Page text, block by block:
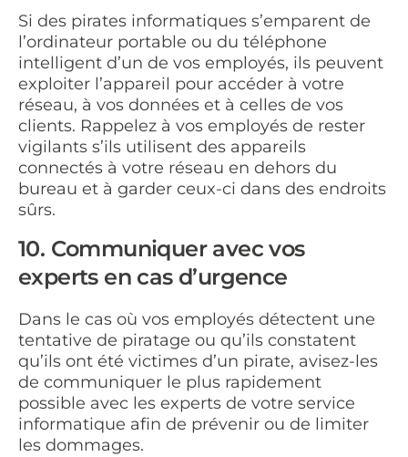
Si des pirates informatiques s’emparent de
l’ordinateur portable ou du téléphone
intelligent d’un de vos employés, ils peuvent
exploiter l’appareil pour accéder à votre
réseau, à vos données et à celles de vos
clients. Rappelez à vos employés de rester
vigilants s’ils utilisent des appareils
connectés à votre réseau en dehors du
bureau et à garder ceux-ci dans des endroits
sûrs.
10. Communiquer avec vos
experts en cas d’urgence
Dans le cas où vos employés détectent une
tentative de piratage ou qu’ils constatent
qu’ils ont été victimes d’un pirate, avisez-les
de communiquer le plus rapidement
possible avec les experts de votre service
informatique afin de prévenir ou de limiter
les dommages.